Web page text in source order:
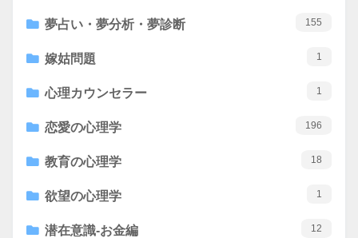
夢占い・夢分析・夢診断 155
嫁姑問題 1
心理カウンセラー 1
恋愛の心理学 196
教育の心理学 18
欲望の心理学 1
潜在意識-お金編 12